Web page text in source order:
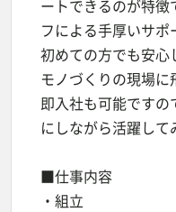
ートできるのが特
フによる手厚いサ
初めての方でも安心
モノづくりの現場に
即入社も可能です
にしながら活躍して
■仕事内容
・組立